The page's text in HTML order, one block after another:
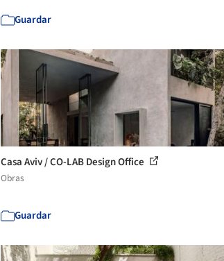
Guardar
Casa Aviv / CO-LAB Design Office
Obras
Guardar